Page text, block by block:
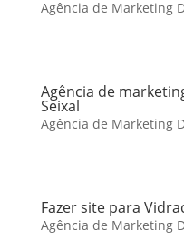
Agência de Marketing
Agência de
Seixal
Agência de Marketing
Fazer site para
Agência de Marketing